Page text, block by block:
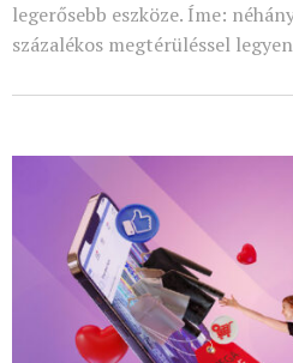
legerősebb eszköze. Íme:
százalékos megtérüléssel